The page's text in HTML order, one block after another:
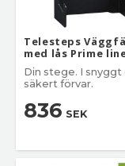
Telesteps
med lås Prime
Din stege. I snyggt
säkert förvar.
836 SEK